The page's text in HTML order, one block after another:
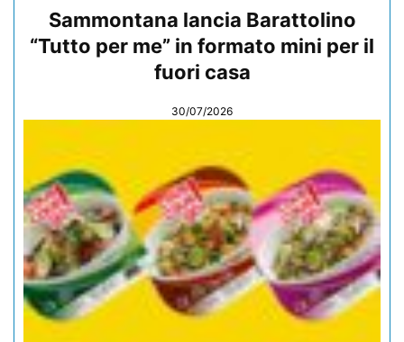
Sammontana lancia Barattolino
“Tutto per me” in formato mini per il
fuori casa
30/07/2026